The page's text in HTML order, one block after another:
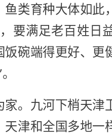
鱼类育种大体如此
要满足老百姓日
饭碗端得更好、更
家。九河下梢天津
津和全国多地一